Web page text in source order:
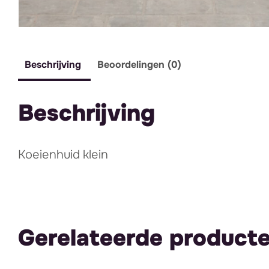
Beschrijving Beoordelingen (0)
Beschrijving
Koeienhuid klein
Gerelateerde